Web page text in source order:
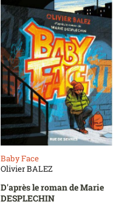
Baby Face
Olivier BALEZ
D'après le roman de Marie
DESPLECHIN